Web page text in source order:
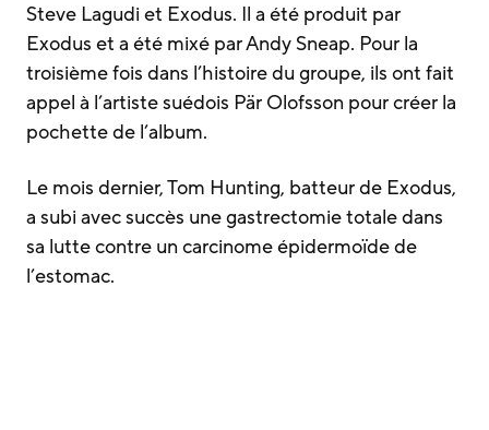
Steve Lagudi et Exodus. Il a été produit par
Exodus et a été mixé par Andy Sneap. Pour la
troisième fois dans l’histoire du groupe, ils ont fait
appel à l’artiste suédois Pär Olofsson pour créer la
pochette de l’album.
Le mois dernier, Tom Hunting, batteur de Exodus,
a subi avec succès une gastrectomie totale dans
sa lutte contre un carcinome épidermoïde de
l’estomac.